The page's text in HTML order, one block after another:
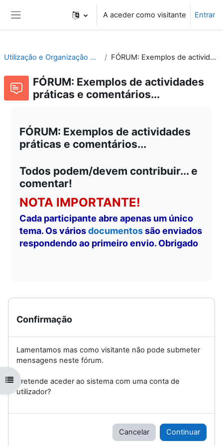
A aceder como visitante Entrar
Abrir índice da disciplina
Utilização e Organização de Laboratórios Escolares FÓRUM: Exemplos de actividades práticas e comentários...
FÓRUM: Exemplos de actividades
práticas e comentários...
FÓRUM: Exemplos de actividades
práticas e comentários...
Todos podem/devem contribuir... e
comentar!
NOTA IMPORTANTE!
Cada participante abre apenas um único
tema. Os váriosdocumentossão enviados
respondendo ao primeiro envio. Obrigado
Confirmação
Lamentamos mas como visitante não pode submeter
mensagens neste fórum.
Pretende aceder ao sistema com uma conta de
utilizador?
Cancelar Continuar